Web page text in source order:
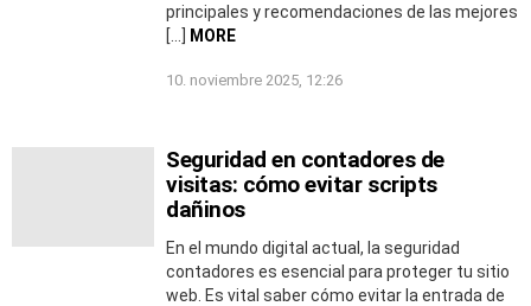
principales y recomendaciones de las mejores
[…] MORE
10. noviembre 2025, 12:26
Seguridad en contadores de
visitas: cómo evitar scripts
dañinos
En el mundo digital actual, la seguridad
contadores es esencial para proteger tu sitio
web. Es vital saber cómo evitar la entrada de